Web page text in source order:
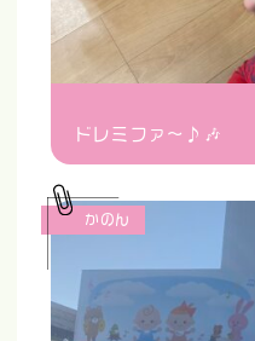
ドレミファ〜♪🎶
かのん